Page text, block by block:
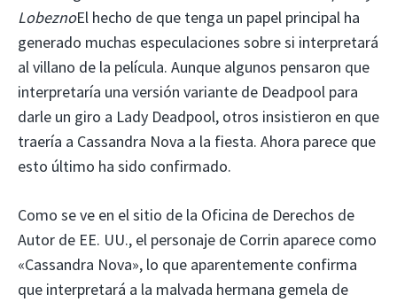
LobeznoEl hecho de que tenga un papel principal ha
generado muchas especulaciones sobre si interpretará
al villano de la película. Aunque algunos pensaron que
interpretaría una versión variante de Deadpool para
darle un giro a Lady Deadpool, otros insistieron en que
traería a Cassandra Nova a la fiesta. Ahora parece que
esto último ha sido confirmado.
Como se ve en el sitio de la Oficina de Derechos de
Autor de EE. UU., el personaje de Corrin aparece como
«Cassandra Nova», lo que aparentemente confirma
que interpretará a la malvada hermana gemela de